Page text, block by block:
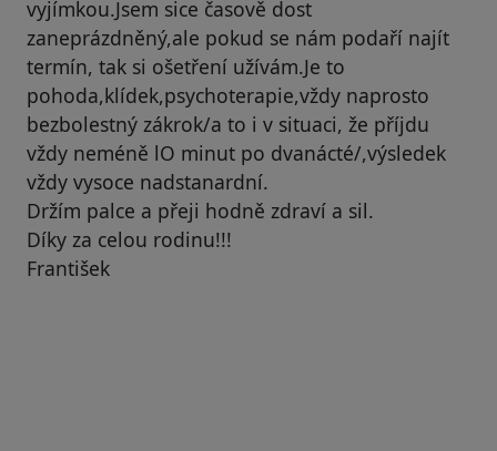
vyjímkou.Jsem sice časově dost
zaneprázdněný,ale pokud se nám podaří najít
termín, tak si ošetření užívám.Je to
pohoda,klídek,psychoterapie,vždy naprosto
bezbolestný zákrok/a to i v situaci, že příjdu
vždy neméně lO minut po dvanácté/,výsledek
vždy vysoce nadstanardní.
Držím palce a přeji hodně zdraví a sil.
Díky za celou rodinu!!!
František